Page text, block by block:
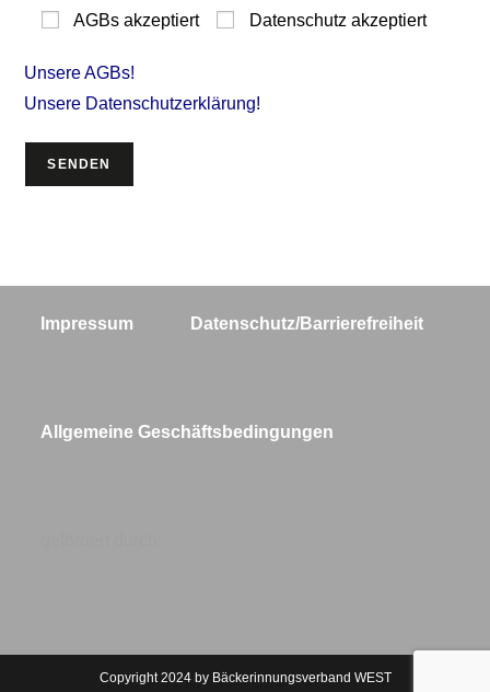
AGBs akzeptiert
Datenschutz akzeptiert
Unsere AGBs!
Unsere Datenschutzerklärung!
Impressum Datenschutz/Barrierefreiheit
Allgemeine Geschäftsbedingungen
Copyright 2024 by Bäckerinnungsverband WEST